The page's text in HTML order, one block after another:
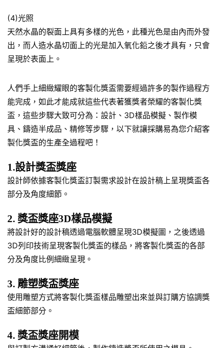
(4)光照
天然水晶的裂面上具有多樣的光色，此種光色是由內而外發
出，而人造水晶切面上的光是加入氧化鉛之後才具有，只會
呈現於表面上。
人們手上細緻耀眼的客製化獎盃需要經過許多的製作過程方
能完成，如此才能成就這些代表著獲獎者榮耀的客製化獎
盃，這些步驟大致可分為：設計、3D樣品模擬、製作模
具、鑄造半成品、精修等步驟，以下就讓採購易為您介紹客
製化獎盃的生產全過程吧！
1.設計獎盃獎座
設計師依據客製化獎盃訂製需求設計在設計稿上呈現獎盃各
部分及角度細節。
2. 獎盃獎座3D樣品模擬
將設計好的設計稿透過電腦軟體呈現3D模擬圖，之後透過
3D列印技術呈現客製化獎盃的樣品，將客製化獎盃的各部
分及角度比例細緻呈現。
3. 雕塑獎盃獎座
使用雕塑方式將客製化獎盃樣品雕塑出來並與訂購方協調獎
盃細節部分。
4. 獎盃獎座開模